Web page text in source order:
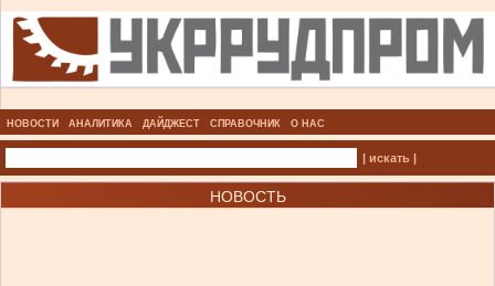
НОВОСТИ АНАЛИТИКА ДАЙДЖЕСТ СПРАВОЧНИК О НАС
| искать |
НОВОСТЬ